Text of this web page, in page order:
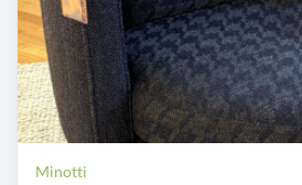
Minotti